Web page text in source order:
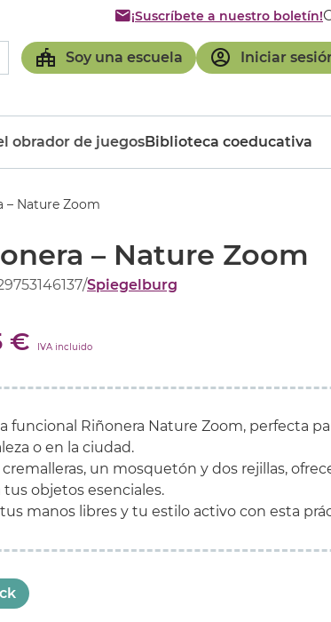
Soy una escuela Iniciar
¡Suscríbete a nuestro boletín!
obrador de juegosBiblioteca coeducativa
– Nature Zoom
– Nature Zoom
/Spiegelburg
€ IVA incluido
funcional Riñonera Nature Zoom, perfecta
o en la ciudad.
un mosquetón y dos rejillas,
tus objetos esenciales.
manos libres y tu estilo activo con esta